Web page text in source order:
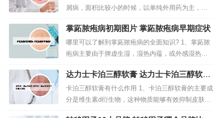
屑病，面积比较小的时候，以单纯外用药为主，可
以选择糖皮质激素类药膏，也可以选择维生素D3衍
生物药膏，还有维甲酸类药膏，还有复方制剂。2、
中、重度患者可以选用的外用药有煤焦油洗剂、水
杨酸软膏、糖皮质激素类软膏、维甲酸类药物，如
维A酸软膏或者卡泊三醇软膏、...
掌跖脓疱病初期图片 掌跖脓疱病早期症状
哪里可以了解到掌跖脓疱病的全面知识? 1、掌跖脓
疱病主要由于脾虚生湿，湿热内蕴，或外感湿热邪
毒，以致邪毒循经外越蕴于掌跖而发。另有部分金
属过敏体质者，亦可发生此病。掌跖脓疱病属于免
疫系统疾病，患者在饮食方面要多以清淡食物为
主，注意饮食规律。2、掌趾脓疱病是一种常见的皮
肤疾病，主要特征是手掌和足底会出...
达力士卡泊三醇软膏 达力士卡泊三醇软膏
孕妇可以用吗
卡泊三醇软膏有什么作用 1、卡泊三醇软膏的主要成
分是维生素d衍生物，这种物质能够有效抑制皮肤细
胞增生，而且还可以抑制它分化。这种药膏的使用